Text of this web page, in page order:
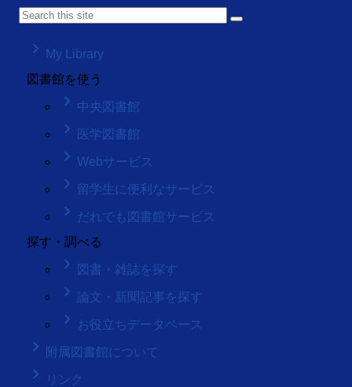
keyboard_arrow_right
My Library
図書館を使う
keyboard_arrow_right 中央図書館
keyboard_arrow_right 医学図書館
keyboard_arrow_right Webサービス
keyboard_arrow_right 留学生に便利なサービス
keyboard_arrow_right だれでも図書館サービス
探す・調べる
keyboard_arrow_right 図書・雑誌を探す
keyboard_arrow_right 論文・新聞記事を探す
keyboard_arrow_right お役立ちデータベース
keyboard_arrow_right 附属図書館について
keyboard_arrow_right リンク